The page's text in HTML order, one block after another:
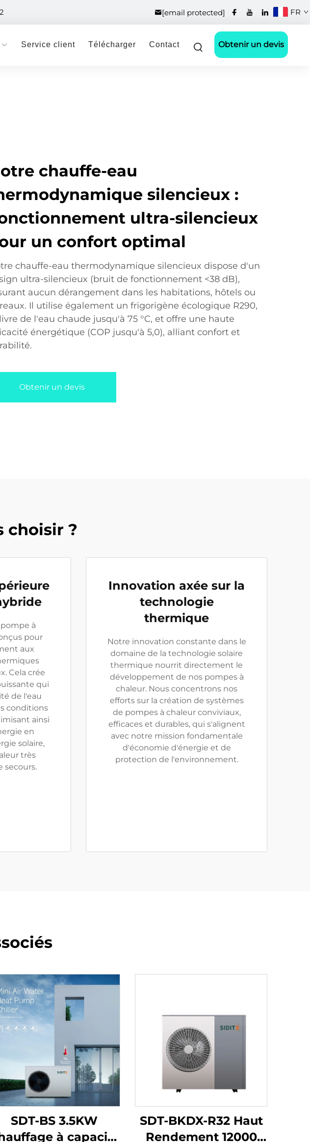
[email protected] FR
Service client Télécharger Contact Obtenir un devis
chauffe-eau
silencieux :
ultra-silencieux
un confort optimal
chauffe-eau thermodynamique silencieux dispose d'un
ultra-silencieux (bruit de fonctionnement <38 dB),
aucun dérangement dans les habitations, hôtels ou
Il utilise également un frigorigène écologique R290,
de l'eau chaude jusqu'à 75 °C, et offre une haute
énergétique (COP jusqu'à 5,0), alliant confort et
Obtenir un devis
choisir ?
à
pour
aux
Cela crée
qui
de l'eau
conditions
ainsi
en
solaire,
très
secours.
Innovation axée sur la
technologie
thermique
Notre innovation constante dans le
domaine de la technologie solaire
thermique nourrit directement le
développement de nos pompes à
chaleur. Nous concentrons nos
efforts sur la création de systèmes
de pompes à chaleur conviviaux,
efficaces et durables, qui s'alignent
avec notre mission fondamentale
d'économie d'énergie et de
protection de l'environnement.
SDT-BS 3.5KW
à capacité
SDT-BKDX-R32 Haut
Rendement 12000